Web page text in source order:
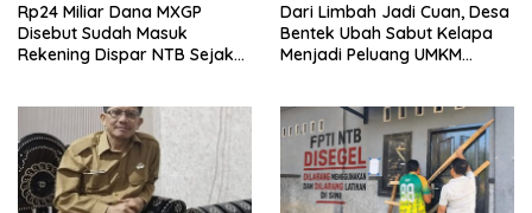
Rp24 Miliar Dana MXGP
Disebut Sudah Masuk
Rekening Dispar NTB Sejak
Dari Limbah Jadi Cuan, Desa
Bentek Ubah Sabut Kelapa
Menjadi Peluang UMKM